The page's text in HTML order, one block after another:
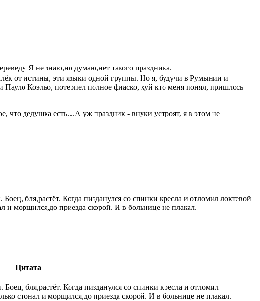
Я не знаю,но думаю,нет такого праздника.
от истины, эти языки одной группы. Но я, будучи в Румынии и
Коэльо, потерпел полное фиаско, хуй кто меня понял, пришлось
что дедушка есть....А уж праздник - внуки устроят, я в этом не
бля,растёт. Когда пизданулся со спинки кресла и отломил локтевой
и морщился,до приезда скорой. И в больнице не плакал.
Цитата
бля,растёт. Когда пизданулся со спинки кресла и отломил
стонал и морщился,до приезда скорой. И в больнице не плакал.